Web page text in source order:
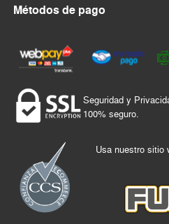
Métodos de pago
Seguridad y
100% seguro.
Usa nuestro sitio